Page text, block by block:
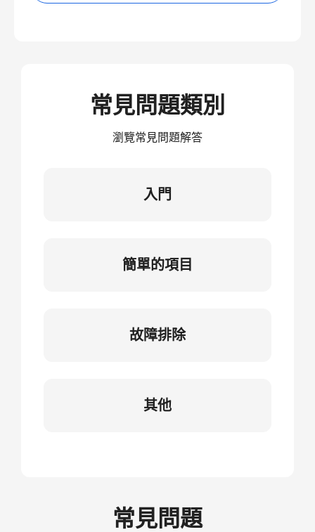
常見問題類別
瀏覽常見問題解答
入門
簡單的項目
故障排除
其他
常見問題